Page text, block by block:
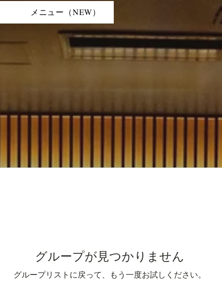
メニュー（NEW）
グループが見つかりません
グループリストに戻って、もう一度お試しください。